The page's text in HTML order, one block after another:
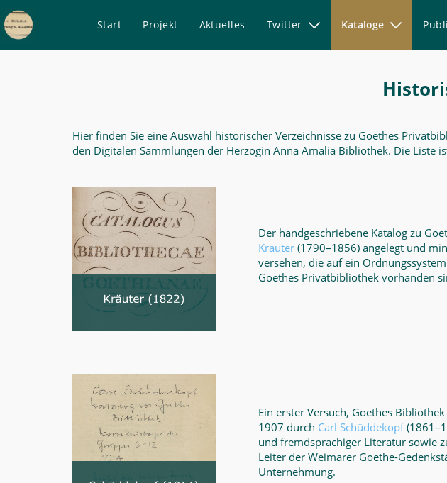
Start Projekt Aktuelles Twitter Kataloge
Goethe
digital
Hier finden Sie eine Auswahl historischer Verzeichnisse zu Goethes
den Digitalen Sammlungen der Herzogin Anna Amalia Bibliothek. Die Liste
Der handgeschriebene Katalog zu
Kräuter (1790–1856) angelegt und
versehen, die auf ein
Goethes Privatbibliothek vorhanden
Ein erster Versuch, Goethes
1907 durch Carl Schüddekopf
und fremdsprachiger Literatur sowie
Leiter der Weimarer Goethe-
Unternehmung.